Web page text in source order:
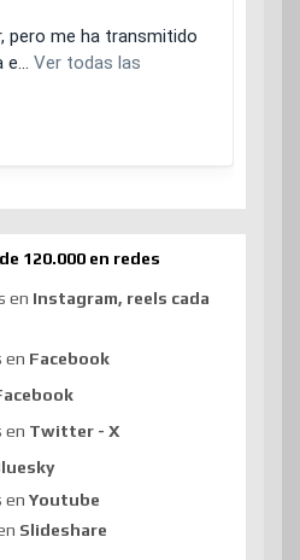
120.000 en redes
en Instagram, reels cada
en Facebook
en Twitter - X
en Youtube
Slideshare